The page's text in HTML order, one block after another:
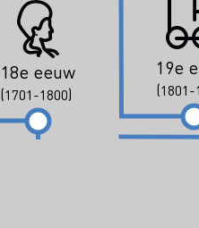
18e eeuw
(1701-1800)
19e
(1801-